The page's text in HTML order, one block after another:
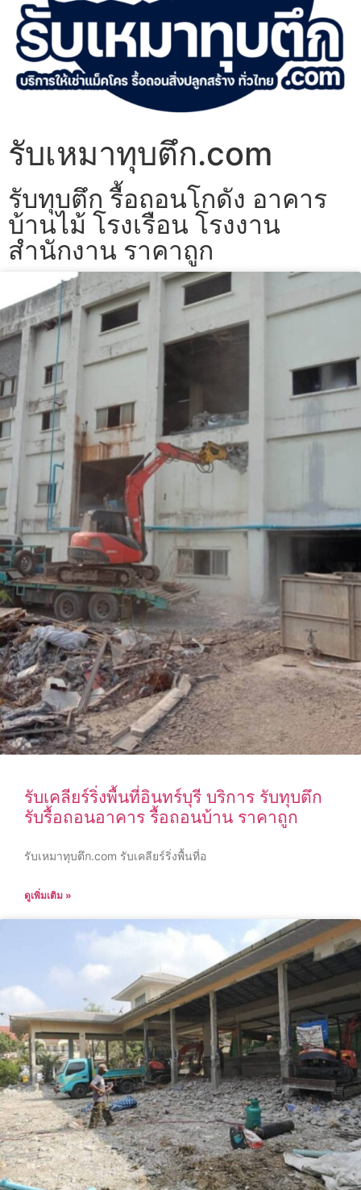
รับเหมาทุบตึก.com
รับทุบตึก รื้อถอนโกดัง อาคาร
บ้านไม้ โรงเรือน โรงงาน
สำนักงาน ราคาถูก
รับเคลียร์ริ่งพื้นที่อินทร์บุรี บริการ รับทุบตึก
รับรื้อถอนอาคาร รื้อถอนบ้าน ราคาถูก
รับเหมาทุบตึก.com รับเคลียร์ริ่งพื้นที่อ
ดูเพิ่มเติม »